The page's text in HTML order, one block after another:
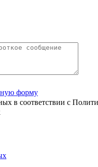
форму
в соответствии с